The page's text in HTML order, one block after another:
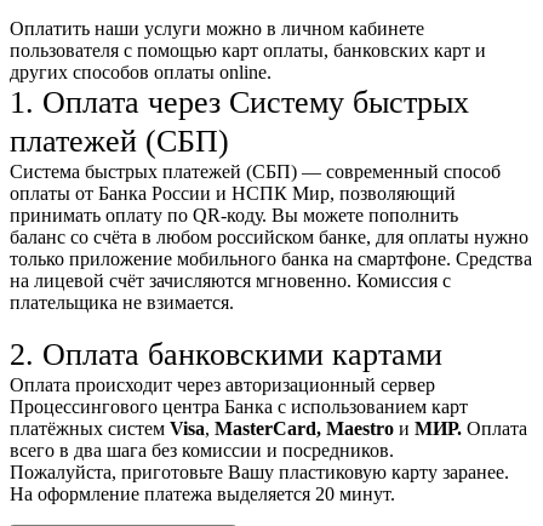
Оплатить наши услуги можно в личном кабинете
пользователя с помощью карт оплаты, банковских карт и
других способов оплаты online.
1. Оплата через Систему быстрых
платежей (СБП)
Система быстрых платежей (СБП) — современный способ
оплаты от Банка России и НСПК Мир, позволяющий
принимать оплату по QR-коду. Вы можете пополнить
баланс со счёта в любом российском банке, для оплаты нужно
только приложение мобильного банка на смартфоне. Средства
на лицевой счёт зачисляются мгновенно. Комиссия с
плательщика не взимается.
2. Оплата банковскими картами
Оплата происходит через авторизационный сервер
Процессингового центра Банка с использованием карт
платёжных систем Visa, MasterCard, Maestro и МИР. Оплата
всего в два шага без комиссии и посредников.
Пожалуйста, приготовьте Вашу пластиковую карту заранее.
На оформление платежа выделяется 20 минут.